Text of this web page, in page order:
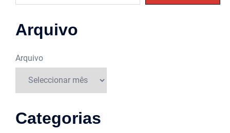
Arquivo
Arquivo
Categorias